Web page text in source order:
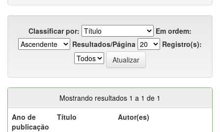
Classificar por:
Em ordem:
Resultados/Página
Registro(s):
Mostrando resultados 1 a 1 de 1
Ano de
publicação
Título Autor(es)